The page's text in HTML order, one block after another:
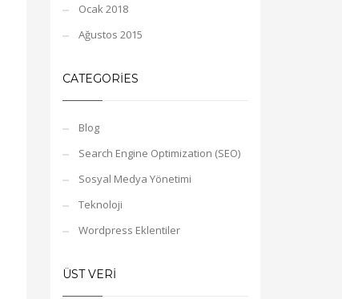
Ocak 2018
Ağustos 2015
CATEGORIES
Blog
Search Engine Optimization (SEO)
Sosyal Medya Yönetimi
Teknoloji
Wordpress Eklentiler
ÜST VERI